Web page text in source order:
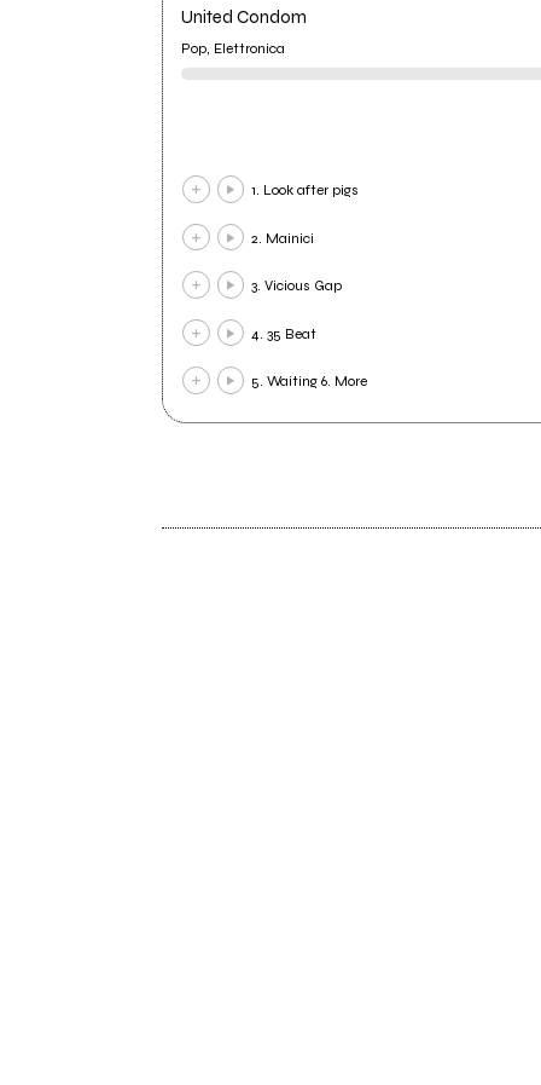
United Condom
Pop, Elettronica
1. Look after pigs
2. Mainici
3. Vicious Gap
4. 35 Beat
5. Waiting 6. More